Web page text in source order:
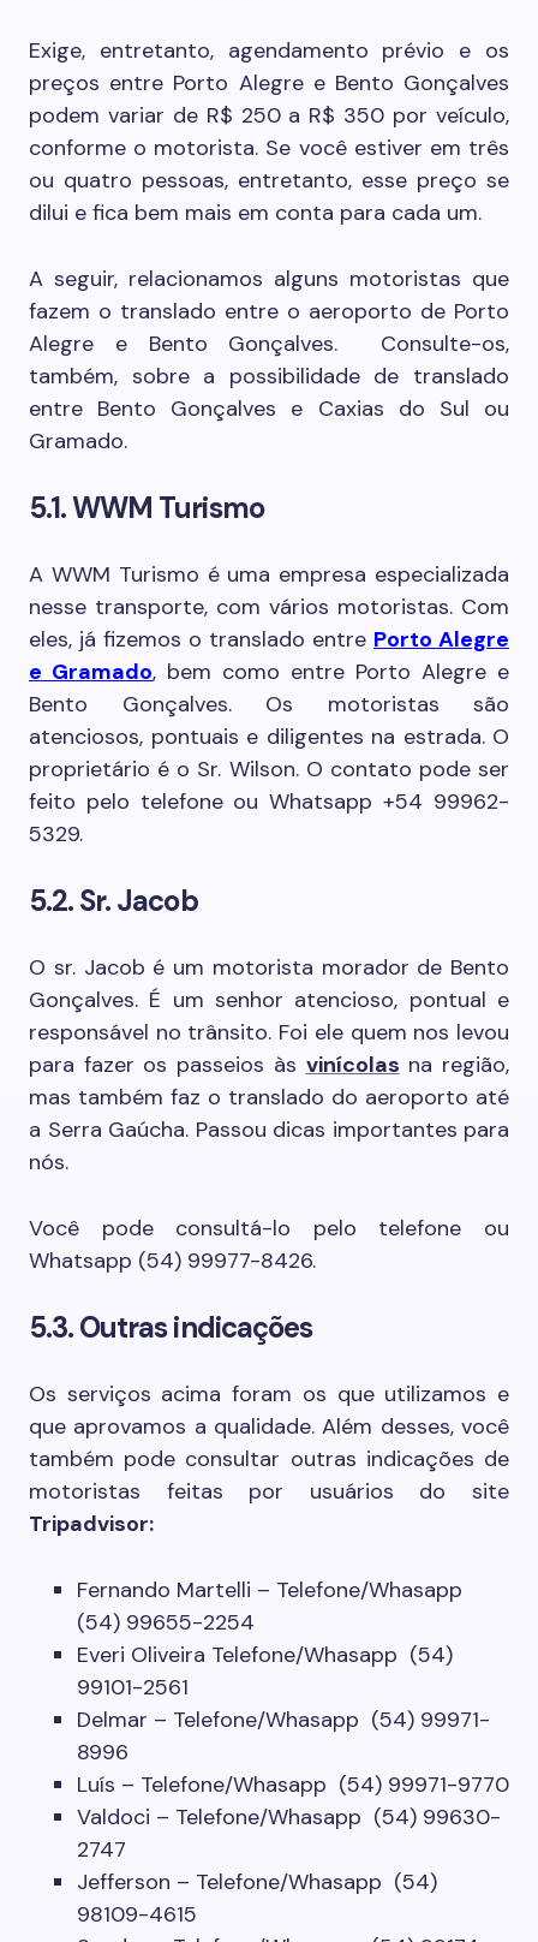
Exige, entretanto, agendamento prévio e os
preços entre Porto Alegre e Bento Gonçalves
podem variar de R$ 250 a R$ 350 por veículo,
conforme o motorista. Se você estiver em três
ou quatro pessoas, entretanto, esse preço se
dilui e fica bem mais em conta para cada um.
A seguir, relacionamos alguns motoristas que
fazem o translado entre o aeroporto de Porto
Alegre e Bento Gonçalves. Consulte-os,
também, sobre a possibilidade de translado
entre Bento Gonçalves e Caxias do Sul ou
Gramado.
5.1. WWM Turismo
A WWM Turismo é uma empresa especializada
nesse transporte, com vários motoristas. Com
eles, já fizemos o translado entre Porto Alegre
e Gramado, bem como entre Porto Alegre e
Bento Gonçalves. Os motoristas são
atenciosos, pontuais e diligentes na estrada. O
proprietário é o Sr. Wilson. O contato pode ser
feito pelo telefone ou Whatsapp +54 99962-
5329.
5.2. Sr. Jacob
O sr. Jacob é um motorista morador de Bento
Gonçalves. É um senhor atencioso, pontual e
responsável no trânsito. Foi ele quem nos levou
para fazer os passeios às vinícolas na região,
mas também faz o translado do aeroporto até
a Serra Gaúcha. Passou dicas importantes para
nós.
Você pode consultá-lo pelo telefone ou
Whatsapp (54) 99977-8426.
5.3. Outras indicações
Os serviços acima foram os que utilizamos e
que aprovamos a qualidade. Além desses, você
também pode consultar outras indicações de
motoristas feitas por usuários do site
Tripadvisor:
Fernando Martelli – Telefone/Whasapp
(54) 99655-2254
Everi Oliveira Telefone/Whasapp (54)
99101-2561
Delmar – Telefone/Whasapp (54) 99971-
8996
Luís – Telefone/Whasapp (54) 99971-9770
Valdoci – Telefone/Whasapp (54) 99630-
2747
Jefferson – Telefone/Whasapp (54)
98109-4615